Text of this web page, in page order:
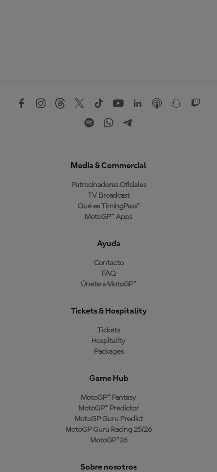
Media & Commercial
Patrocinadores Oficiales
TV Broadcast
Qué es TimingPass™
MotoGP™ Apps
Ayuda
Contacto
FAQ
Únete a MotoGP™
Tickets & Hospitality
Tickets
Hospitality
Packages
Game Hub
MotoGP™ Fantasy
MotoGP™ Predictor
MotoGP Guru Predict
MotoGP Guru Racing 25/26
MotoGP™26
Sobre nosotros